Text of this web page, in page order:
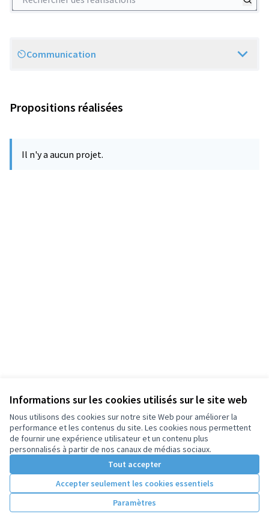
Informations sur les cookies utilisés sur le site web
Nous utilisons des cookies sur notre site Web pour améliorer la
performance et les contenus du site. Les cookies nous permettent
de fournir une expérience utilisateur et un contenu plus
personnalisés à partir de nos canaux de médias sociaux.
Tout accepter
Accepter seulement les cookies essentiels
Paramètres
Scope
Communication
Propositions réalisées
Il n'y a aucun projet.